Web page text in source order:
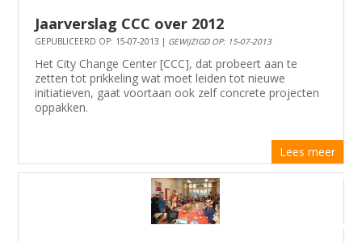
Jaarverslag CCC over 2012
GEPUBLICEERD OP: 15-07-2013 | GEWIJZIGD OP: 15-07-2013
Het City Change Center [CCC], dat probeert aan te
zetten tot prikkeling wat moet leiden tot nieuwe
initiatieven, gaat voortaan ook zelf concrete projecten
oppakken.
Lees meer